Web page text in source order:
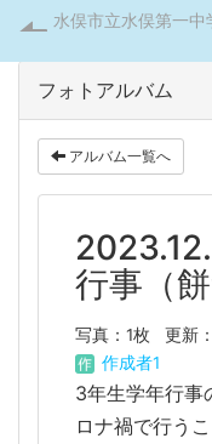
水俣市立水俣第一中
フォトアルバム
アルバム一覧へ
行事（餅
写真：1枚 更新
作成者1
3年生学年行事
ロナ禍で行う